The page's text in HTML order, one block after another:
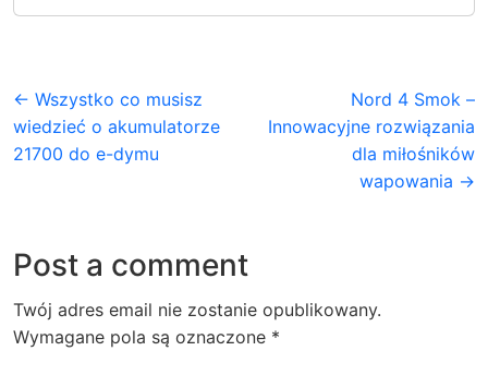
← Wszystko co musisz
wiedzieć o akumulatorze
21700 do e-dymu
Nord 4 Smok –
Innowacyjne rozwiązania
dla miłośników
wapowania →
Post a comment
Twój adres email nie zostanie opublikowany.
Wymagane pola są oznaczone *